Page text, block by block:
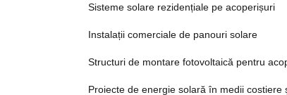
Sisteme solare rezidențiale pe acoperișuri
Instalații comerciale de panouri solare
Structuri de montare fotovoltaică pentru
Proiecte de energie solară în medii costiere